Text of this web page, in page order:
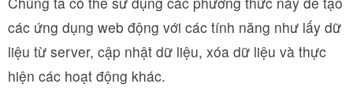
các ứng dụng web động với các tính năng như lấy dữ
liệu từ server, cập nhật dữ liệu, xóa dữ liệu và thực
hiện các hoạt động khác.